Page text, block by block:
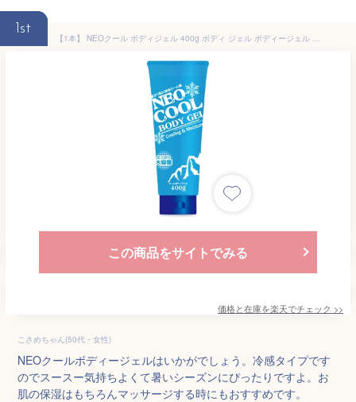
1st
【1本】 NEOクール ボディジェル 400g ボディ ジェル ボディージェル 全身用 マッサージジェル メントール 素肌爽快 冷感 スッキリ クール 夏 運動 全身マッサージ 肌ケア スキンケアジェル メンソール 夏用 株式会社NEOFRONTIER
この商品をサイトでみる
価格と在庫を楽天でチェック >>
こさめちゃん(50代・女性)
NEOクールボディージェルはいかがでしょう。冷感タイプです
のでスースー気持ちよくて暑いシーズンにぴったりですよ。お
肌の保湿はもちろんマッサージする時にもおすすめです。